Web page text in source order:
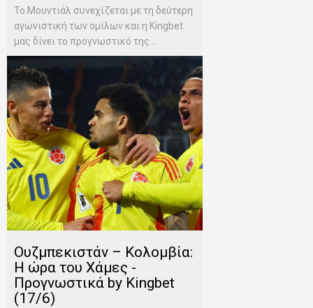
Το Μουντιάλ συνεχίζεται με τη δεύτερη
αγωνιστική των ομίλων και η Kingbet
μας δίνει το προγνωστικό της...
Ουζμπεκιστάν – Κολομβία:
Η ώρα του Χάμες -
Προγνωστικά by Kingbet
(17/6)